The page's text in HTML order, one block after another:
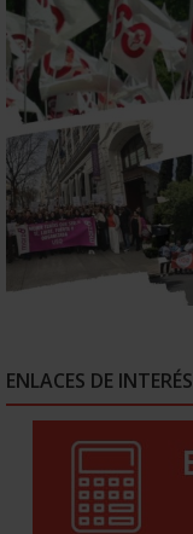
ENLACES DE INTERÉS